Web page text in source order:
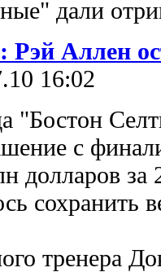
дали
Аллен
16:02
"Бостон
с
долларов за
сохранить
тренера